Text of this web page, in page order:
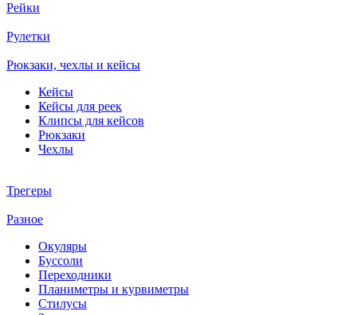
Рейки
Рулетки
Рюкзаки, чехлы и кейсы
Кейсы
Кейсы для реек
Клипсы для кейсов
Рюкзаки
Чехлы
Трегеры
Разное
Окуляры
Буссоли
Переходники
Планиметры и курвиметры
Стилусы